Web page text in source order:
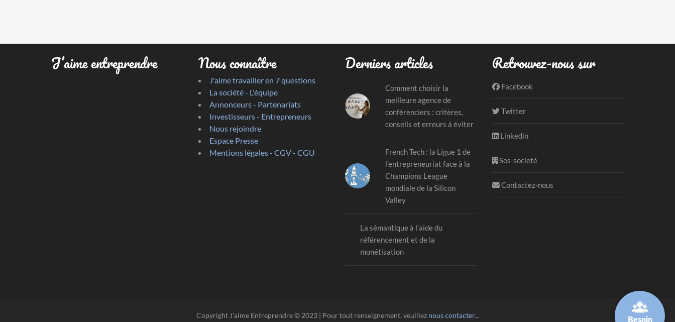
J’aime entreprendre Nous connaître
J'aime travailler en 7 questions
La société - L'équipe
Annonceurs - Partenariats
Investisseurs - Entrepreneurs
Nous rejoindre
Espace Presse
Mentions légales - CGV - CGU
Derniers articles
Comment choisir la
meilleure agence de
conférenciers : critères,
conseils et erreurs à éviter
French Tech : la Ligue 1 de
l’entrepreneuriat face à la
Champions League
mondiale de la Silicon
Valley
La sémantique à l’aide du
référencement et de la
monétisation
Retrouvez-nous sur
Facebook
Twitter
Linkedin
Sos-societé
Contactez-nous
Besoin
Copyright J'aime Entreprendre © 2023 | Pour tout renseignement, veuillez nous contacter...